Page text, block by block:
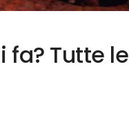
fa? Tutte le